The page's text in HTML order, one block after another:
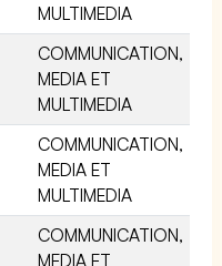
MULTIMEDIA
COMMUNICATION,
MEDIA ET
MULTIMEDIA
COMMUNICATION,
MEDIA ET
MULTIMEDIA
COMMUNICATION,
MEDIA ET